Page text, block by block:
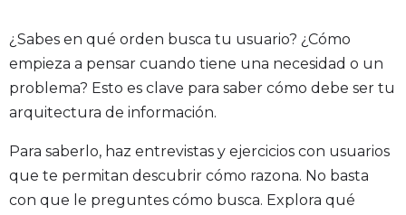
¿Sabes en qué orden busca tu usuario? ¿Cómo
empieza a pensar cuando tiene una necesidad o un
problema? Esto es clave para saber cómo debe ser tu
arquitectura de información.
Para saberlo, haz entrevistas y ejercicios con usuarios
que te permitan descubrir cómo razona. No basta
con que le preguntes cómo busca. Explora qué